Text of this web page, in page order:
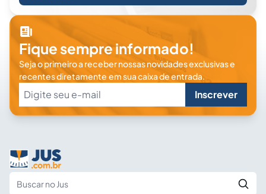
Fique sempre informado!
Seja o primeiro a receber nossas novidades exclusivas e
recentes diretamente em sua caixa de entrada.
Inscrever